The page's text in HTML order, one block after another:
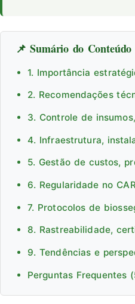
📌 Sumário do
1. Importância
2. Recomendações
3. Controle de
4. Infraestrutura,
5. Gestão de custos,
6. Regularidade no
7. Protocolos de
8. Rastreabilidade,
9. Tendências e
Perguntas Frequentes